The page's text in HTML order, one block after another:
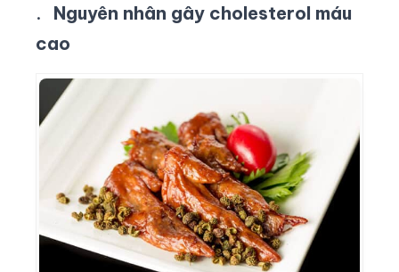
.
Nguyên nhân gây cholesterol máu
cao